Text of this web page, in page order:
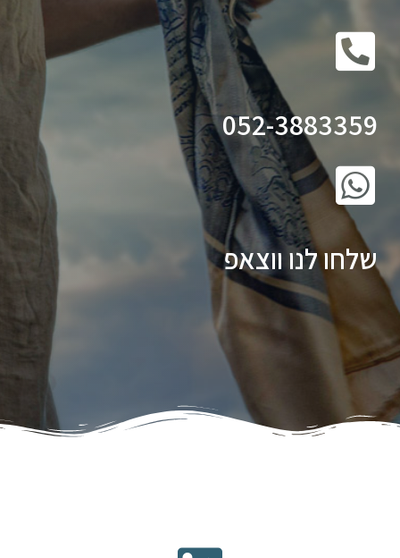
052-3883359
שלחו לנו ווצאפ